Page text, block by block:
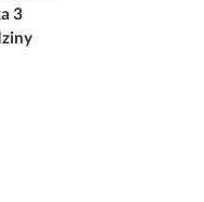
3